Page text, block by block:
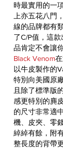
時最實用的一
上亦五花八門
線的品牌都有
了C/P值，這
品肯定不會讓
Black Venom
以牛皮製作的
特別向美國原
且除了標準版
感更特別的麂
的尺寸非常適
機、皮夾、零
綽綽有餘，附
整長度的背帶